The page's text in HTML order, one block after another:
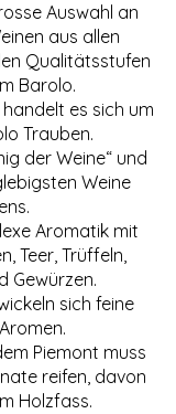
Auswahl an
aus allen
Qualitätsstufen
Barolo.
es sich um
Trauben.
der Weine“ und
Weine
Aromatik mit
Teer, Trüffeln,
Gewürzen.
sich feine
Piemont muss
reifen, davon
Holzfass.